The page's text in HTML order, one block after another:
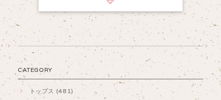
CATEGORY
トップス (481)